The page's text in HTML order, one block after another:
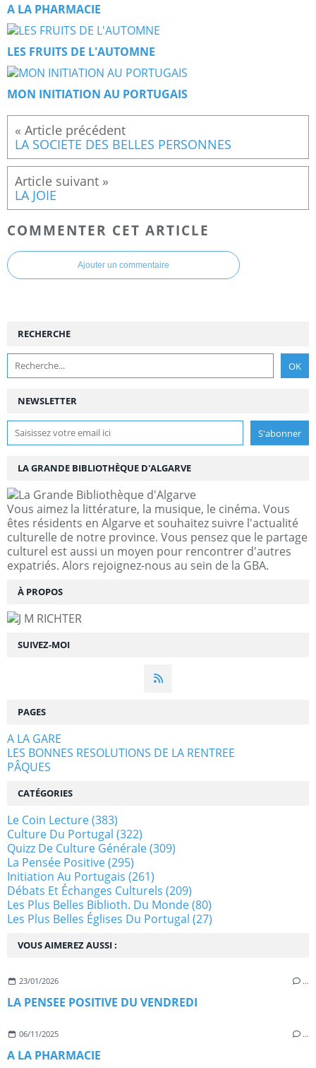
A LA PHARMACIE
LES FRUITS DE L'AUTOMNE
MON INITIATION AU PORTUGAIS
LA SOCIETE DES BELLES PERSONNES
LA JOIE
COMMENTER CET ARTICLE
Ajouter un commentaire
NEWSLETTER
SUIVEZ-MOI
RECHERCHE
LA GRANDE BIBLIOTHÈQUE D'ALGARVE
Vous aimez la littérature, la musique, le cinéma. Vous
êtes résidents en Algarve et souhaitez suivre l'actualité
culturelle de notre province. Vous pensez que le partage
culturel est aussi un moyen pour rencontrer d'autres
expatriés. Alors rejoignez-nous au sein de la GBA.
À PROPOS
VOUS AIMEREZ AUSSI :
23/01/2026 …
LA PENSEE POSITIVE DU VENDREDI
06/11/2025 …
A LA PHARMACIE
PAGES
A LA GARE
LES BONNES RESOLUTIONS DE LA RENTREE
PÂQUES
CATÉGORIES
Le Coin Lecture(383)
Culture Du Portugal (322)
Quizz De Culture Générale(309)
La Pensée Positive(295)
Initiation Au Portugais (261)
Débats Et Échanges Culturels (209)
Les Plus Belles Biblioth. Du Monde(80)
Les Plus Belles Églises Du Portugal (27)